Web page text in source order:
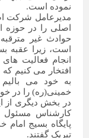
نموده است.
مدیرعامل شرکت
اصلی را در حوزه
حوادث غیر
است، زیرا عقبه
انجام فعالیت
افتخار می کنیم
به خود می
خمینی(ره) را در
در بخش دیگری از
کارشناس مسئول
پایگاه بسیج
تبریک گفتند.